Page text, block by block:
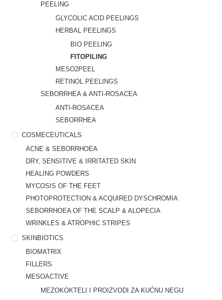
PEELING
GLYCOLIC ACID PEELINGS
HERBAL PEELINGS
BIO PEELING
FITOPILING
MESO2PEEL
RETINOL PEELINGS
SEBORRHEA & ANTI-ROSACEA
ANTI-ROSACEA
SEBORRHEA
COSMECEUTICALS
ACNE & SEBORRHOEA
DRY, SENSITIVE & IRRITATED SKIN
HEALING POWDERS
MYCOSIS OF THE FEET
PHOTOPROTECTION & ACQUIRED DYSCHROMIA
SEBORRHOEA OF THE SCALP & ALOPECIA
WRINKLES & ATROPHIC STRIPES
SKINBIOTICS
BIOMATRIX
FILLERS
MESOACTIVE
MEZOKOKTELI I PROIZVODI ZA KUĆNU NEGU